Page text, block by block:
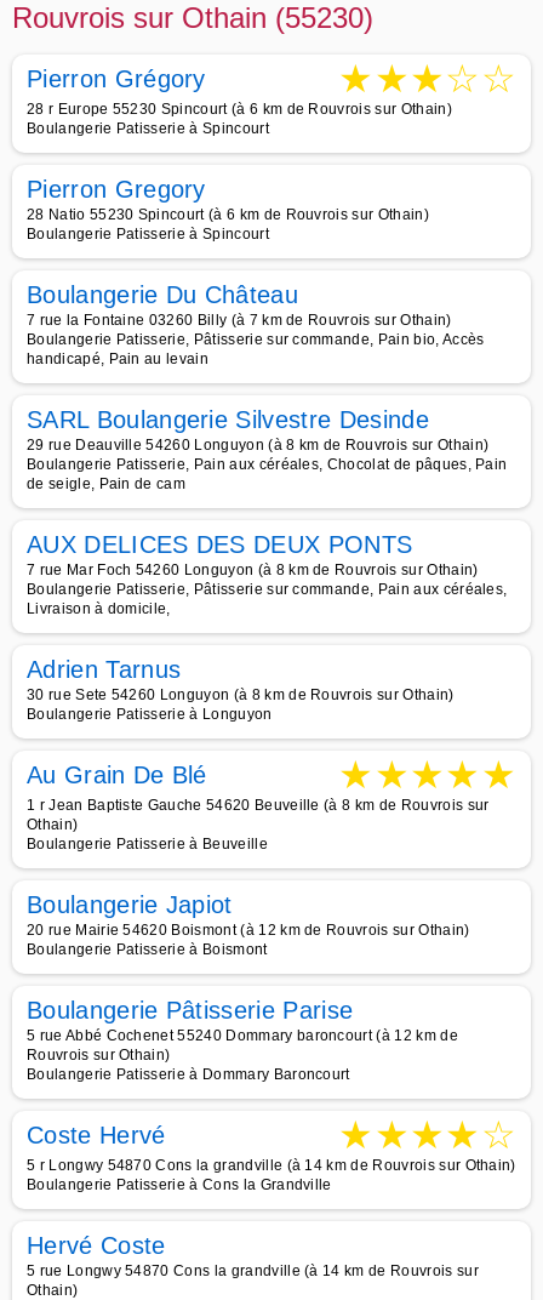
Rouvrois sur Othain (55230)
Pierron Grégory ★★★☆☆
28 r Europe 55230 Spincourt (à 6 km de Rouvrois sur Othain)
Boulangerie Patisserie à Spincourt
Pierron Gregory
28 Natio 55230 Spincourt (à 6 km de Rouvrois sur Othain)
Boulangerie Patisserie à Spincourt
Boulangerie Du Château
7 rue la Fontaine 03260 Billy (à 7 km de Rouvrois sur Othain)
Boulangerie Patisserie, Pâtisserie sur commande, Pain bio, Accès
handicapé, Pain au levain
SARL Boulangerie Silvestre Desinde
29 rue Deauville 54260 Longuyon (à 8 km de Rouvrois sur Othain)
Boulangerie Patisserie, Pain aux céréales, Chocolat de pâques, Pain
de seigle, Pain de cam
AUX DELICES DES DEUX PONTS
7 rue Mar Foch 54260 Longuyon (à 8 km de Rouvrois sur Othain)
Boulangerie Patisserie, Pâtisserie sur commande, Pain aux céréales,
Livraison à domicile,
Adrien Tarnus
30 rue Sete 54260 Longuyon (à 8 km de Rouvrois sur Othain)
Boulangerie Patisserie à Longuyon
Au Grain De Blé ★★★★★
1 r Jean Baptiste Gauche 54620 Beuveille (à 8 km de Rouvrois sur
Othain)
Boulangerie Patisserie à Beuveille
Boulangerie Japiot
20 rue Mairie 54620 Boismont (à 12 km de Rouvrois sur Othain)
Boulangerie Patisserie à Boismont
Boulangerie Pâtisserie Parise
5 rue Abbé Cochenet 55240 Dommary baroncourt (à 12 km de
Rouvrois sur Othain)
Boulangerie Patisserie à Dommary Baroncourt
Coste Hervé ★★★★☆
5 r Longwy 54870 Cons la grandville (à 14 km de Rouvrois sur Othain)
Boulangerie Patisserie à Cons la Grandville
Hervé Coste
5 rue Longwy 54870 Cons la grandville (à 14 km de Rouvrois sur
Othain)